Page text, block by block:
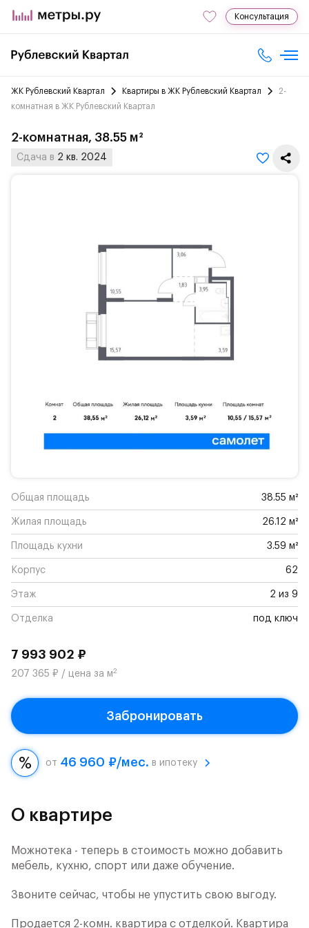
Консультация
ЖК Рублевский Квартал Квартиры в ЖК Рублевский Квартал
2-
комнатная в ЖК Рублевский Квартал
2-комнатная, 38.55 м²
Сдача в 2 кв. 2024
Общая площадь 38.55 м²
Жилая площадь 26.12 м²
Площадь кухни 3.59 м²
Корпус 62
Этаж 2 из 9
Отделка под ключ
7 993 902 ₽
207 365 ₽ / цена за м2
Забронировать
от 46 960 ₽/мес. в ипотеку
О квартире
Можнотека - теперь в стоимость можно добавить
мебель, кухню, спорт или даже обучение.
Звоните сейчас, чтобы не упустить свою выгоду.
Продается 2-комн. квартира с отделкой. Квартира